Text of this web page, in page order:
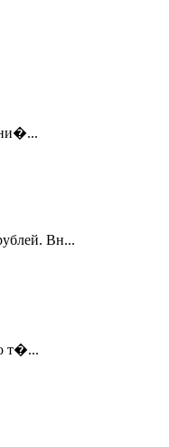
Вн...
т�...